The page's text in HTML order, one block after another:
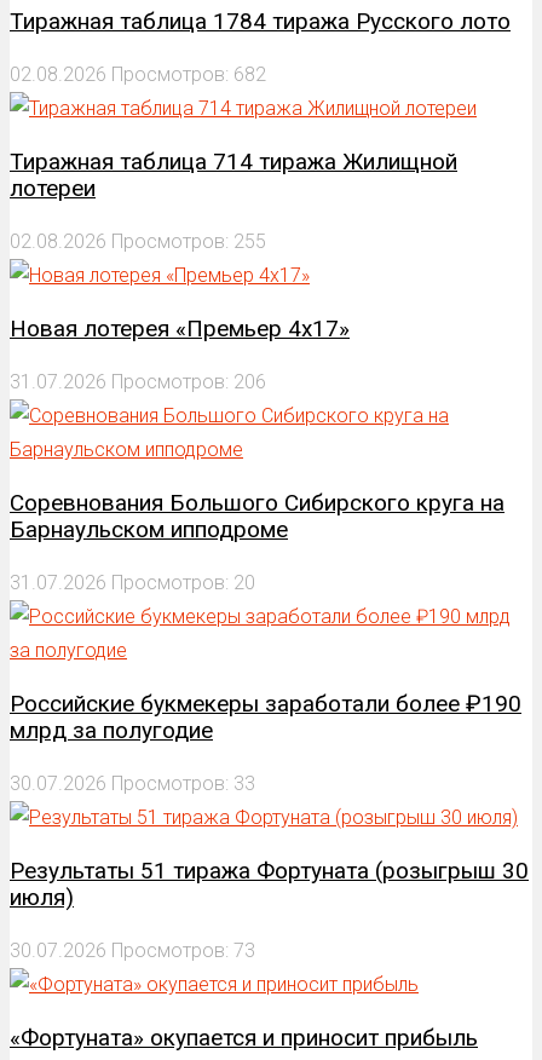
Тиражная таблица 1784 тиража Русского лото
02.08.2026 Просмотров: 682
Тиражная таблица 714 тиража Жилищной
лотереи
02.08.2026 Просмотров: 255
Новая лотерея «Премьер 4х17»
31.07.2026 Просмотров: 206
Соревнования Большого Сибирского круга на
Барнаульском ипподроме
31.07.2026 Просмотров: 20
Российские букмекеры заработали более ₽190
млрд за полугодие
30.07.2026 Просмотров: 33
Результаты 51 тиража Фортуната (розыгрыш 30
июля)
30.07.2026 Просмотров: 73
«Фортуната» окупается и приносит прибыль